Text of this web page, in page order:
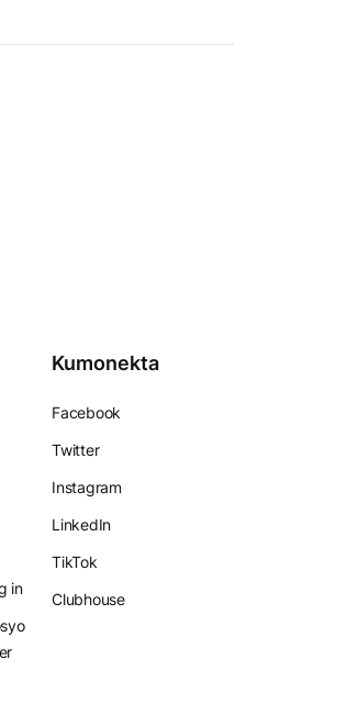
in
Kumonekta
Facebook
Twitter
Instagram
LinkedIn
TikTok
Clubhouse